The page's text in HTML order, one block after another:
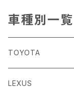
車種別一
TOYOTA
86
LEXUS